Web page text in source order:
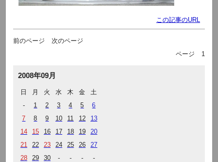
この記事のURL
前のページ
次のページ
ページ
1
2008年09月
日 月 火 水 木 金
土
-
1 2 3 4 5
6
7
8 9 10 11 12
13
14
15 16 17 18 19
20
21
22 23 24 25 26
27
28
29 30 - - - -